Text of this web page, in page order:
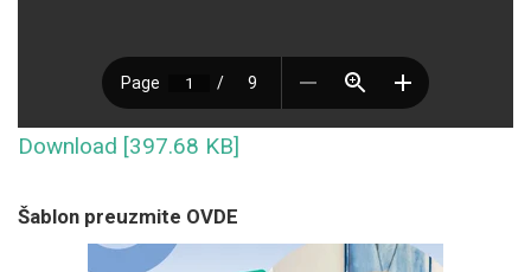
Download [397.68 KB]
Šablon preuzmite OVDE